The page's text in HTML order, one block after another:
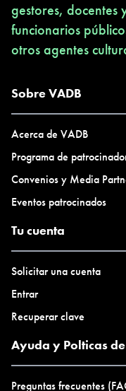
LaMención Honorífica
exposición individual
artista seleccionado/a,
de un proyecto editorial,
Tod+s l+s artistas
formarán parte de la
gestores, docentes
funcionarios
otros agentes
Sobre VADB
Acerca de VADB
Programa de
Convenios y Media
Eventos patrocinados
Tu cuenta
Solicitar una cuenta
Entrar
Recuperar clave
Ayuda y Polticas
Preguntas frecuentes